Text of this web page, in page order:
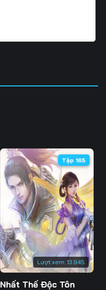
33
39
48
51
54
57
60
63
66
Lượt xem: 13.945
Tập 165
Nhất Thế Độc Tôn